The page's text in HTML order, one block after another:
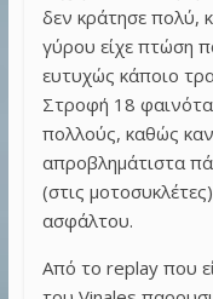
δεν κράτησε πολύ,
γύρου είχε πτώση
ευτυχώς κάποιο
Στροφή 18
πολλούς, καθώς
απροβλημάτιστα
(στις
ασφάλτου.
Από το replay που